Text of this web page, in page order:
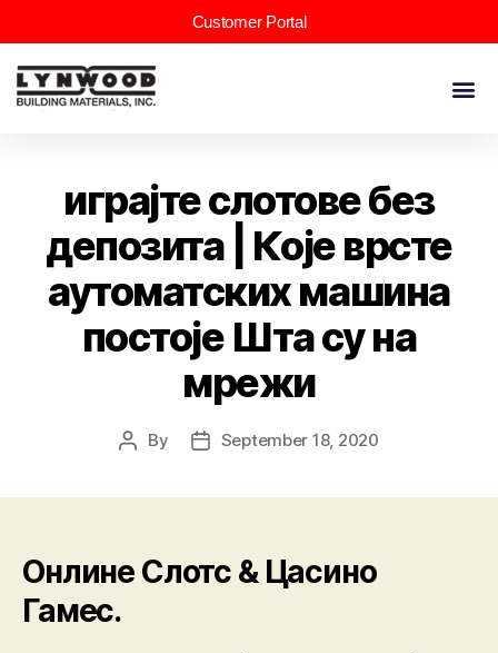
Customer Portal
играјте слотове без
депозита | Које врсте
аутоматских машина
постоје Шта су на
мрежи
By September 18, 2020
Онлине Слотс & Цасино
Гамес.